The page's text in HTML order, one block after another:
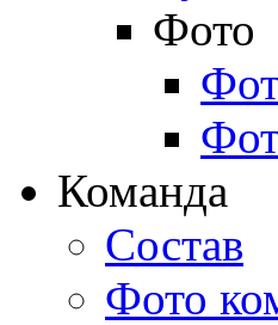
Фото
Команда
Состав
Фото